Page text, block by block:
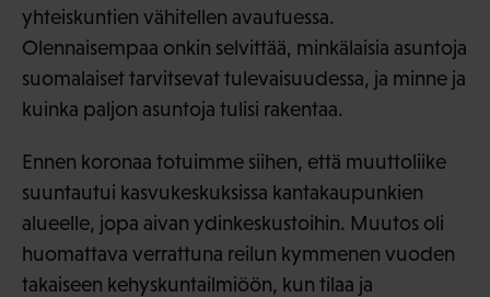
yhteiskuntien vähitellen avautuessa.
Olennaisempaa onkin selvittää, minkälaisia asuntoja
suomalaiset tarvitsevat tulevaisuudessa, ja minne ja
kuinka paljon asuntoja tulisi rakentaa.
Ennen koronaa totuimme siihen, että muuttoliike
suuntautui kasvukeskuksissa kantakaupunkien
alueelle, jopa aivan ydinkeskustoihin. Muutos oli
huomattava verrattuna reilun kymmenen vuoden
takaiseen kehyskuntailmiöön, kun tilaa ja